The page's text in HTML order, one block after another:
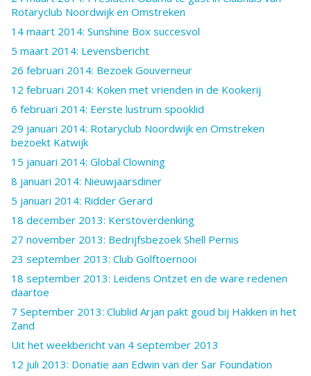
Rotaryclub Noordwijk en Omstreken
14 maart 2014: Sunshine Box succesvol
5 maart 2014: Levensbericht
26 februari 2014: Bezoek Gouverneur
12 februari 2014: Koken met vrienden in de Kookerij
6 februari 2014: Eerste lustrum spooklid
29 januari 2014: Rotaryclub Noordwijk en Omstreken
bezoekt Katwijk
15 januari 2014: Global Clowning
8 januari 2014: Nieuwjaarsdiner
5 januari 2014: Ridder Gerard
18 december 2013: Kerstoverdenking
27 november 2013: Bedrijfsbezoek Shell Pernis
23 september 2013: Club Golftoernooi
18 september 2013: Leidens Ontzet en de ware redenen
daartoe
7 September 2013: Clublid Arjan pakt goud bij Hakken in het
Zand
Uit het weekbericht van 4 september 2013
12 juli 2013: Donatie aan Edwin van der Sar Foundation